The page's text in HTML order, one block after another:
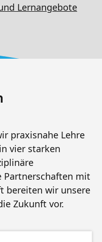
Lernangebote
praxisnahe Lehre
vier starken
Partnerschaften mit
bereiten wir unsere
Zukunft vor.